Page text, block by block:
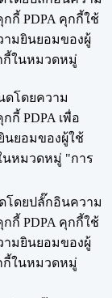
กี้ PDPA คุกกี้ใช้
ามยินยอมของผู้
กี้ในหมวดหมู่
ดโดยความ
กี้ PDPA เพื่อ
ยอมของผู้ใช้
นหมวดหมู่ "การ
โดยปลั๊กอินความ
กี้ PDPA คุกกี้ใช้
ามยินยอมของผู้
กี้ในหมวดหมู่